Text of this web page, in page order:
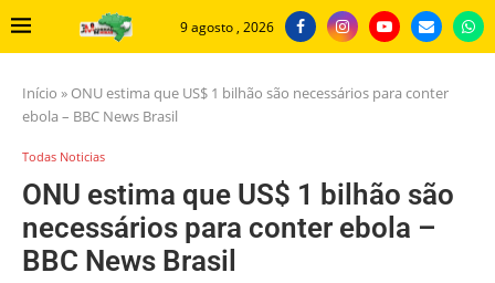
9 agosto , 2026
Início » ONU estima que US$ 1 bilhão são necessários para conter
ebola – BBC News Brasil
Todas Noticias
ONU estima que US$ 1 bilhão são
necessários para conter ebola –
BBC News Brasil